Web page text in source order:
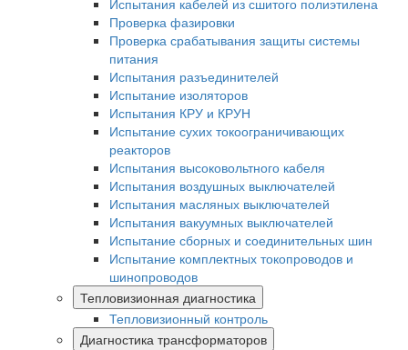
Испытания кабелей из сшитого полиэтилена
Проверка фазировки
Проверка срабатывания защиты системы
питания
Испытания разъединителей
Испытание изоляторов
Испытания КРУ и КРУН
Испытание сухих токоограничивающих
реакторов
Испытания высоковольтного кабеля
Испытания воздушных выключателей
Испытания масляных выключателей
Испытания вакуумных выключателей
Испытание сборных и соединительных шин
Испытание комплектных токопроводов и
шинопроводов
Тепловизионная диагностика
Тепловизионный контроль
Диагностика трансформаторов